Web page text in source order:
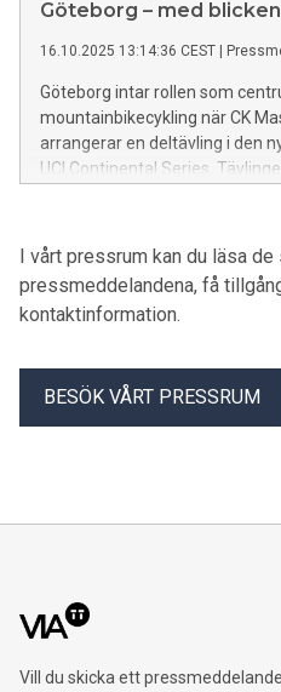
formstarka så här tidigt på CX-
jättebra sparring.
Göteborg – med
16.10.2025 13:14:36 CEST
Göteborg intar rollen som
mountainbikecykling när CK
arrangerar en deltävling i den
UCI Continental Series.
arrangeras i staden 2027.
I vårt pressrum kan du läsa
pressmeddelandena, få
kontaktinformation.
BESÖK VÅRT PRESSRUM
Vill du skicka ett